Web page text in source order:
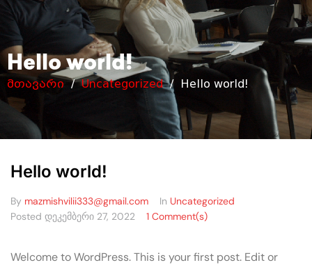
Hello world!
მთავარი/Uncategorized/ Hello world!
Hello world!
By mazmishvilii333@gmail.com In Uncategorized
Posted დეკემბერი 27, 2022 1 Comment(s)
Welcome to WordPress. This is your first post. Edit or